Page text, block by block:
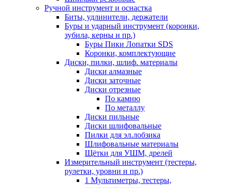
Ручной инструмент и оснастка
Биты, удлинители, держатели
Буры и ударный инструмент (коронки,
зубила, керны и пр.)
Буры Пики Лопатки SDS
Коронки, комплектующие
Диски, пилки, шлиф. материалы
Диски алмазные
Диски заточные
Диски отрезные
По камню
По металлу
Диски пильные
Диски шлифовальные
Пилки для эл.лобзика
Шлифовальные материалы
Щётки для УШМ, дрелей
Измерительный инструмент (тестеры,
рулетки, уровни и пр.)
1 Мультиметры, тестеры,